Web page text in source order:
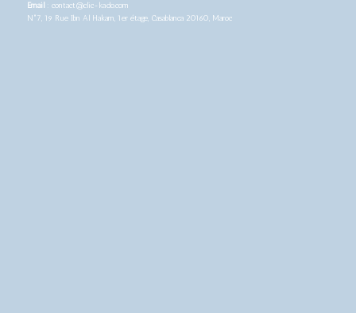
Email
: contact@clic-kado.com
N°7, 19 Rue Ibn Al Hakam, 1er étage, Casablanca 20160, Maroc